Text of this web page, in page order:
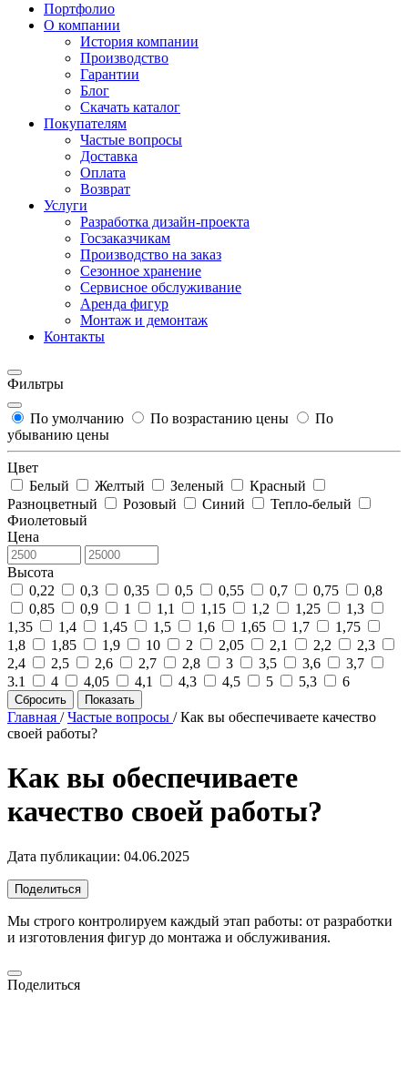
Портфолио
О компании
История компании
Производство
Гарантии
Блог
Скачать каталог
Покупателям
Частые вопросы
Доставка
Оплата
Возврат
Услуги
Разработка дизайн-проекта
Госзаказчикам
Производство на заказ
Сезонное хранение
Сервисное обслуживание
Аренда фигур
Монтаж и демонтаж
Контакты
Фильтры
По умолчанию По возрастанию цены
По
убыванию цены
Цвет
Белый
Желтый Зеленый
Красный
Разноцветный
Розовый Синий
Тепло-белый
Фиолетовый
Цена
Высота
0,22
0,3 0,35 0,5 0,55 0,7 0,75
0,8
0,85
0,9 1 1,1 1,15 1,2 1,25
1,3
1,35
1,4 1,45 1,5 1,6 1,65 1,7
1,75
1,8
1,85 1,9 10 2 2,05 2,1 2,2
2,3
2,4
2,5 2,6 2,7 2,8 3 3,5 3,6
3,7
3.1
4 4,05 4,1 4,3 4,5 5 5,3 6
Сбросить Показать
Главная /Частые вопросы /Как вы обеспечиваете качество
своей работы?
Как вы обеспечиваете
качество своей работы?
Дата публикации: 04.06.2025
Поделиться
Мы строго контролируем каждый этап работы: от разработки
и изготовления фигур до монтажа и обслуживания.
Поделиться